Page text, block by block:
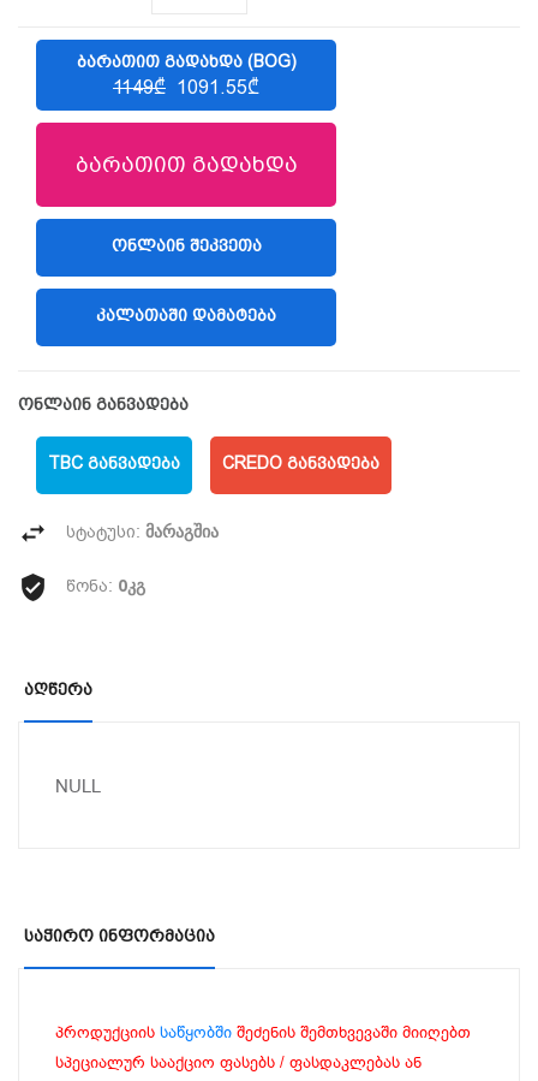
ᲑᲐᲠᲐᲗᲘᲗ ᲒᲐᲓᲐᲮᲓᲐ (BOG)
1149₾ 1091.55₾
ბარათით გადახდა
(LIBERTY)
ᲝᲜᲚᲐᲘᲜ ᲨᲔᲙᲕᲔᲗᲐ
ᲙᲐᲚᲐᲗᲐᲨᲘ ᲓᲐᲛᲐᲢᲔᲑᲐ
ონლაინ განვადება
TBC ᲒᲐᲜᲕᲐᲓᲔᲑᲐ CREDO ᲒᲐᲜᲕᲐᲓᲔᲑᲐ
სტატუსი: მარაგშია
წონა: 0კგ
Აღწერა
NULL
Საჭირო Ინფორმაცია
პროდუქციის საწყობში შეძენის შემთხვევაში მიიღებთ
სპეციალურ სააქციო ფასებს / ფასდაკლებას ან